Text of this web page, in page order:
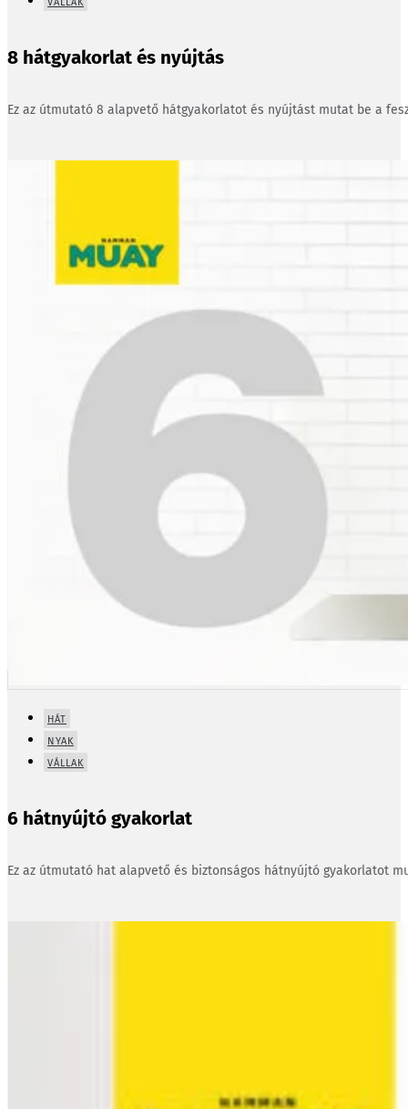
8 hátgyakorlat és nyújtás
Ez az útmutató 8 alapvető hátgyakorlatot és nyújtást mutat be a
HÁT
NYAK
VÁLLAK
6 hátnyújtó gyakorlat
Ez az útmutató hat alapvető és biztonságos hátnyújtó gyakorlatot